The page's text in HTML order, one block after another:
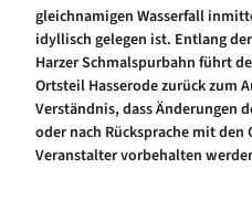
gleichnamigen Wasserfall
idyllisch gelegen ist. Entlang
Harzer Schmalspurbahn führt
Ortsteil Hasserode zurück zum
Verständnis, dass Änderungen
oder nach Rücksprache mit
Veranstalter vorbehalten